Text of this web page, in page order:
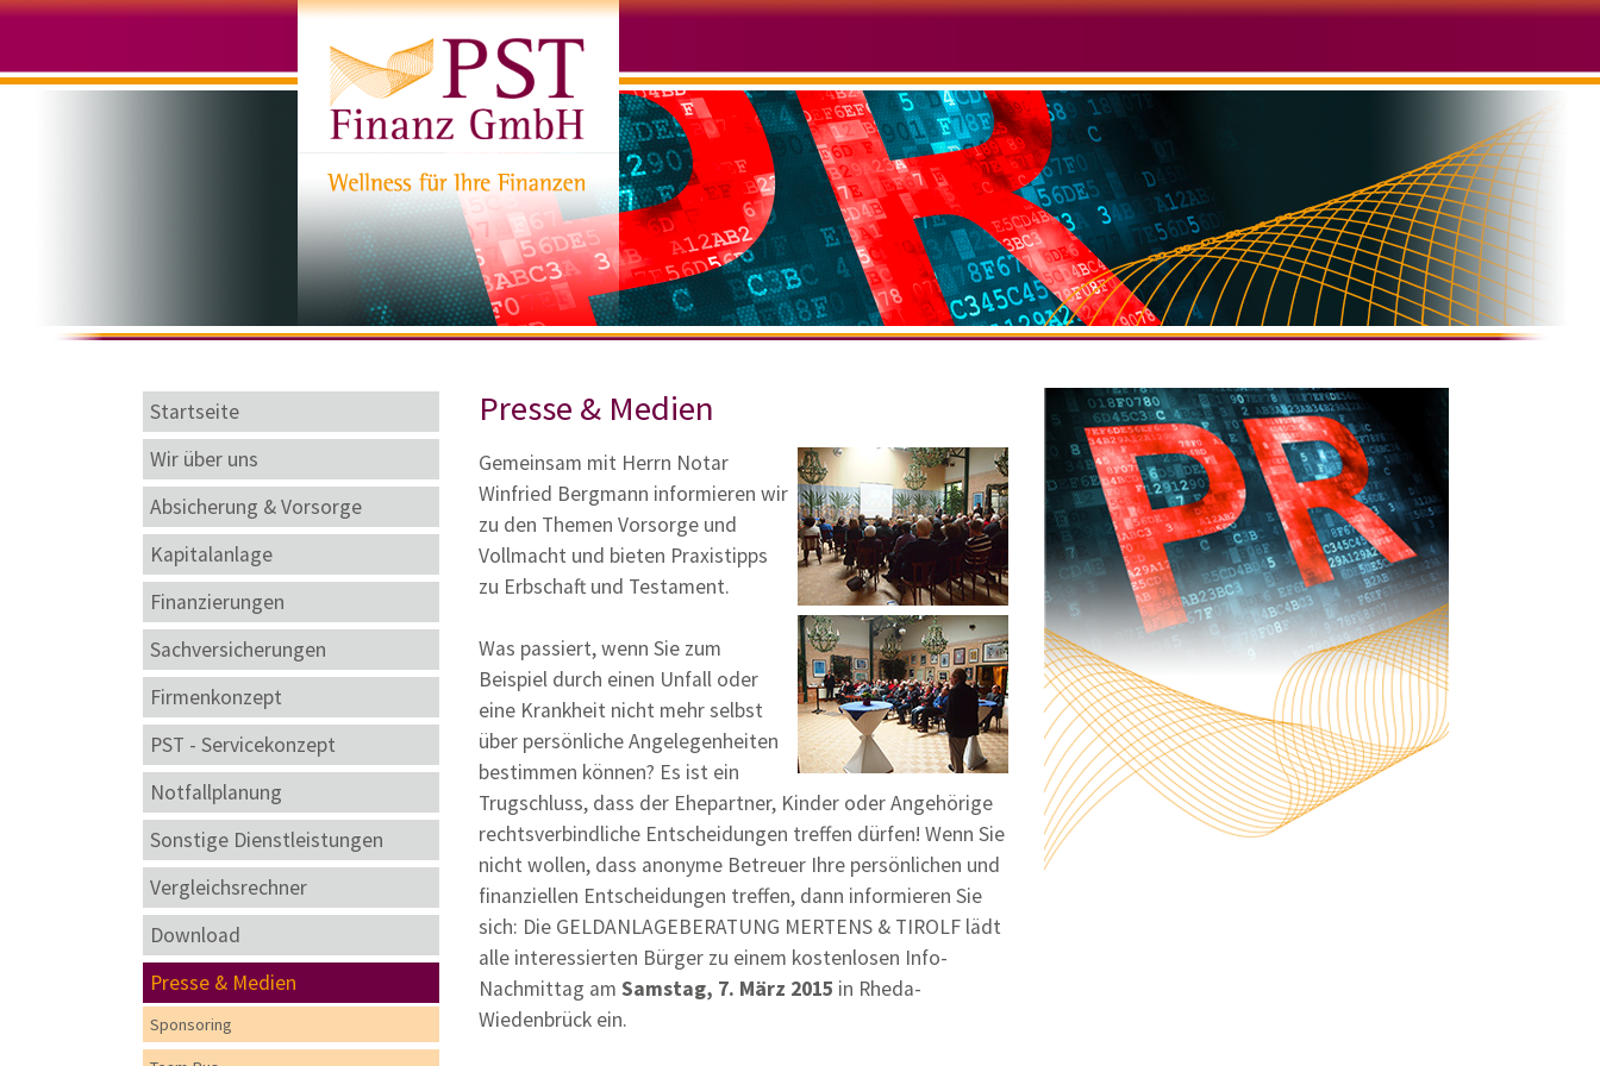
Startseite
Wir über uns
Absicherung & Vorsorge
Kapitalanlage
Finanzierungen
Sachversicherungen
Firmenkonzept
PST - Servicekonzept
Notfallplanung
Sonstige Dienstleistungen
Vergleichsrechner
Download
Presse & Medien
Sponsoring
Presse & Medien
Gemeinsam mit Herrn Notar
Winfried Bergmann informieren wir
zu den Themen Vorsorge und
Vollmacht und bieten Praxistipps
zu Erbschaft und Testament.
Was passiert, wenn Sie zum
Beispiel durch einen Unfall oder
eine Krankheit nicht mehr selbst
über persönliche Angelegenheiten
bestimmen können? Es ist ein
Trugschluss, dass der Ehepartner, Kinder oder Angehörige
rechtsverbindliche Entscheidungen treffen dürfen! Wenn Sie
nicht wollen, dass anonyme Betreuer Ihre persönlichen und
finanziellen Entscheidungen treffen, dann informieren Sie
sich: Die GELDANLAGEBERATUNG MERTENS & TIROLF lädt
alle interessierten Bürger zu einem kostenlosen Info-
Nachmittag am Samstag, 7. März 2015 in Rheda-
Wiedenbrück ein.